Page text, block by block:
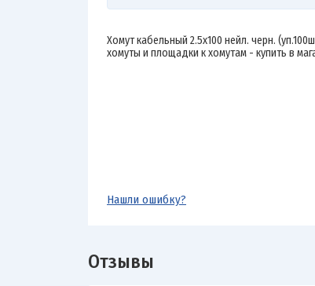
Хомут кабельный 2.5х100 нейл. черн.
хомуты и площадки к хомутам - купить в
Нашли ошибку?
Отзывы